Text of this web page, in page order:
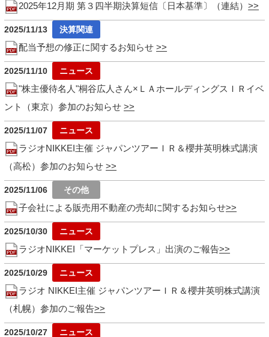
2025年12月期 第３四半期決算短信〔日本基準〕（連結）
2025/11/13
配当予想の修正に関するお知らせ
2025/11/10
"株主優待名人"桐谷広人さん×ＬＡホールディングスＩＲイベ
ント（東京）参加のお知らせ
2025/11/07
ラジオNIKKEI主催 ジャパンツアーＩＲ＆櫻井英明株式講演
（高松）参加のお知らせ
2025/11/06
子会社による販売用不動産の売却に関するお知らせ
2025/10/30
ラジオNIKKEI「マーケットプレス」出演のご報告
2025/10/29
ラジオ NIKKEI主催 ジャパンツアーＩＲ＆櫻井英明株式講演
（札幌）参加のご報告
2025/10/27